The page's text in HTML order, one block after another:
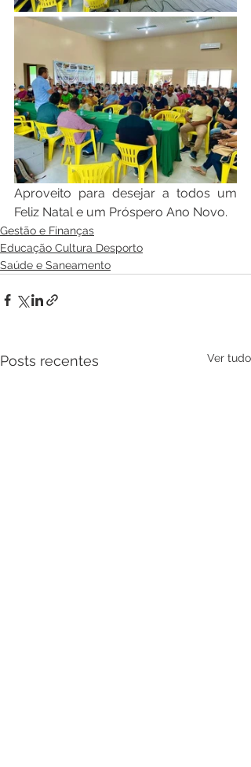
Aproveito para desejar a todos um
Feliz Natal e um Próspero Ano Novo.
Gestão e Finanças
Educação Cultura Desporto
Saúde e Saneamento
Posts recentes Ver tudo